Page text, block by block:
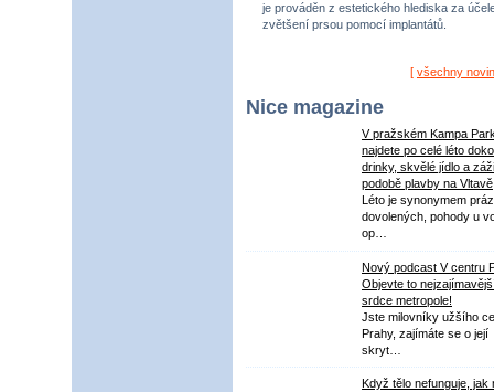
je prováděn z estetického hlediska za
zvětšení prsou pomocí implantátů.
[ všechny
Nice magazine
V pražském Kampa
najdete po celé léto
drinky, skvělé jídlo a
podobě plavby na Vltavě
Léto je synonymem
dovolených, pohody u
op…
Nový podcast V centru
Objevte to
srdce metropole!
Jste milovníky užšího
Prahy, zajímáte se o její
skryt…
Když tělo nefunguje, jak